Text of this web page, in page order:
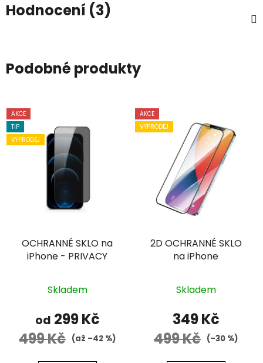
Hodnocení (3)
Podobné produkty
AKCE
TIP
VÝPRODEJ
OCHRANNÉ SKLO na
iPhone - PRIVACY
hodnocení
produktu
je
5,0
z
Skladem
od 299 Kč
499 Kč (až –42 %)
AKCE
VÝPRODEJ
2D OCHRANNÉ SKLO
na iPhone
hodnocení
produktu
je
5,0
z
Skladem
349 Kč
499 Kč (–30 %)